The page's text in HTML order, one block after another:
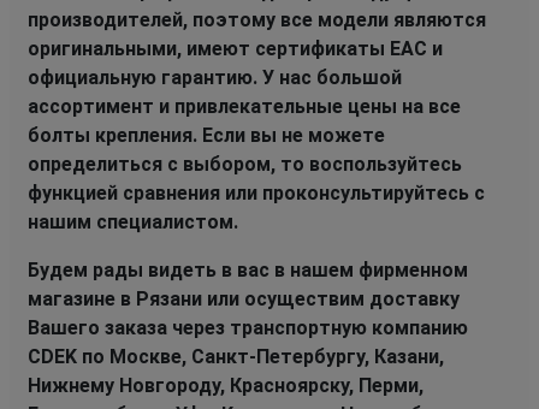
производителей, поэтому все модели являются
оригинальными, имеют сертификаты EAC и
официальную гарантию. У нас большой
ассортимент и привлекательные цены на все
болты крепления. Если вы не можете
определиться с выбором, то воспользуйтесь
функцией сравнения или проконсультируйтесь с
нашим специалистом.
Будем рады видеть в вас в нашем фирменном
магазине в Рязани или осуществим доставку
Вашего заказа через транспортную компанию
CDEK по Москве, Санкт-Петербургу, Казани,
Нижнему Новгороду, Красноярску, Перми,